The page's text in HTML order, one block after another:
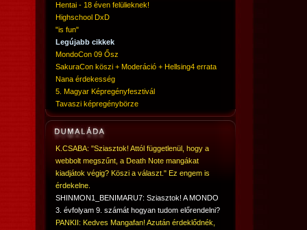
Hentai - 18 éven felülieknek!
Highschool DxD
"is fun"
Legújabb cikkek
MondoCon 09 Ősz
SakuraCon köszi + Moderáció + Hellsing4 errata
Nana érdekesség
5. Magyar Képregényfesztivál
Tavaszi képregénybörze
K.CSABA: "Sziasztok! Attól függetlenül, hogy a
webbolt megszűnt, a Death Note mangákat
kiadjátok végig? Köszi a választ." Ez engem is
érdekelne.
SHINMON1_BENIMARU7: Sziasztok! A MONDO
3. évfolyam 9. számát hogyan tudom előrendelni?
PANKII: Kedves Mangafan! Azután érdeklődnék,